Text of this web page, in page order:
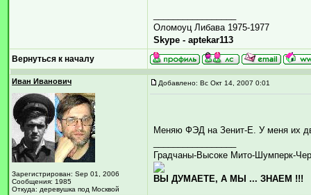
Оломоуц Либава 1975-1977
Skype - aptekar113
Вернуться к началу
Иван Иванович
Зарегистрирован: Sep 01, 2006
Сообщения: 1985
Откуда: деревушка под Москвой
Добавлено: Вс Окт 14, 2007 0:01
Меняю ФЭД на Зенит-Е. У меня их
Градчаны-Высоке Мито-Шумперк-
ВЫ ДУМАЕТЕ, А МЫ ... ЗНАЕМ !!!